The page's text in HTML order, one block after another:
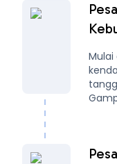
Mulai